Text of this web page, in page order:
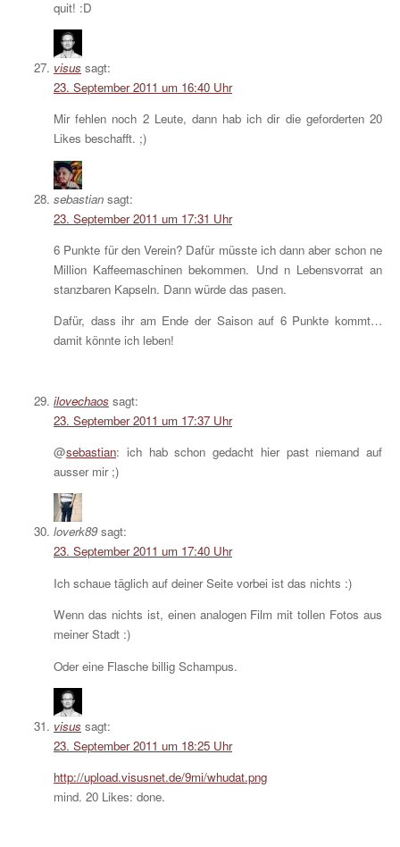
quit! :D
visus sagt:
23. September 2011 um 16:40 Uhr
Mir fehlen noch 2 Leute, dann hab ich dir die geforderten 20
Likes beschafft. ;)
sebastian sagt:
23. September 2011 um 17:31 Uhr
6 Punkte für den Verein? Dafür müsste ich dann aber schon ne
Million Kaffeemaschinen bekommen. Und n Lebensvorrat an
stanzbaren Kapseln. Dann würde das pasen.
Dafür, dass ihr am Ende der Saison auf 6 Punkte kommt…
damit könnte ich leben!
ilovechaos sagt:
23. September 2011 um 17:37 Uhr
@sebastian: ich hab schon gedacht hier past niemand auf
ausser mir ;)
loverk89 sagt:
23. September 2011 um 17:40 Uhr
Ich schaue täglich auf deiner Seite vorbei ist das nichts :)
Wenn das nichts ist, einen analogen Film mit tollen Fotos aus
meiner Stadt :)
Oder eine Flasche billig Schampus.
visus sagt:
23. September 2011 um 18:25 Uhr
http://upload.visusnet.de/9mi/whudat.png
mind. 20 Likes: done.